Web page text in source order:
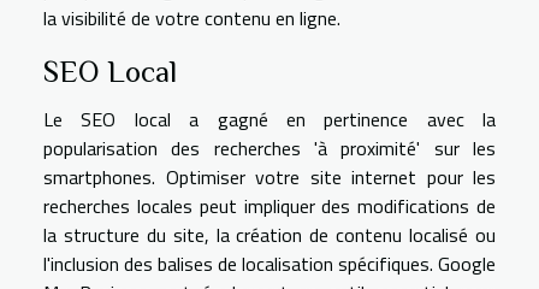
la visibilité de votre contenu en ligne.
SEO Local
Le SEO local a gagné en pertinence avec la
popularisation des recherches 'à proximité' sur les
smartphones. Optimiser votre site internet pour les
recherches locales peut impliquer des modifications de
la structure du site, la création de contenu localisé ou
l'inclusion des balises de localisation spécifiques. Google